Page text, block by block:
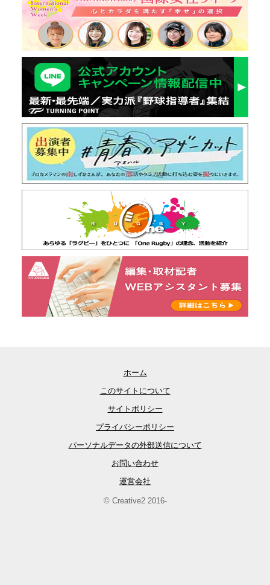
ホーム
このサイトについて
サイトポリシー
プライバシーポリシー
パーソナルデータの外部送信について
お問い合わせ
運営会社
© Creative2 2016-